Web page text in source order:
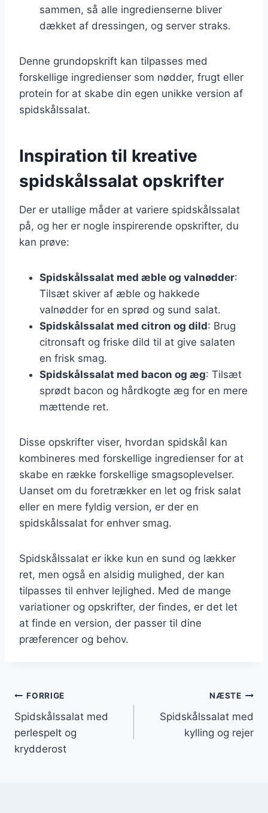
sammen, så alle ingredienserne bliver
dækket af dressingen, og server straks.
Denne grundopskrift kan tilpasses med
forskellige ingredienser som nødder, frugt eller
protein for at skabe din egen unikke version af
spidskålssalat.
Inspiration til kreative
spidskålssalat opskrifter
Der er utallige måder at variere spidskålssalat
på, og her er nogle inspirerende opskrifter, du
kan prøve:
Spidskålssalat med æble og valnødder:
Tilsæt skiver af æble og hakkede
valnødder for en sprød og sund salat.
Spidskålssalat med citron og dild: Brug
citronsaft og friske dild til at give salaten
en frisk smag.
Spidskålssalat med bacon og æg: Tilsæt
sprødt bacon og hårdkogte æg for en mere
mættende ret.
Disse opskrifter viser, hvordan spidskål kan
kombineres med forskellige ingredienser for at
skabe en række forskellige smagsoplevelser.
Uanset om du foretrækker en let og frisk salat
eller en mere fyldig version, er der en
spidskålssalat for enhver smag.
Spidskålssalat er ikke kun en sund og lækker
ret, men også en alsidig mulighed, der kan
tilpasses til enhver lejlighed. Med de mange
variationer og opskrifter, der findes, er det let
at finde en version, der passer til dine
præferencer og behov.
Indlægsnavigation
FORRIGE
Spidskålssalat med
perlespelt og
krydderost
NÆSTE
Spidskålssalat med
kylling og rejer